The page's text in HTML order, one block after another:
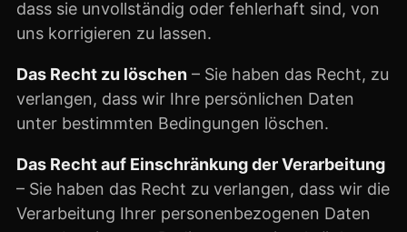
dass sie unvollständig oder fehlerhaft sind, von
uns korrigieren zu lassen.
Das Recht zu löschen – Sie haben das Recht, zu
verlangen, dass wir Ihre persönlichen Daten
unter bestimmten Bedingungen löschen.
Das Recht auf Einschränkung der Verarbeitung
– Sie haben das Recht zu verlangen, dass wir die
Verarbeitung Ihrer personenbezogenen Daten